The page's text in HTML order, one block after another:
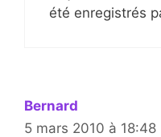
été enregistrés
Bernard
5 mars 2010 à 18:48